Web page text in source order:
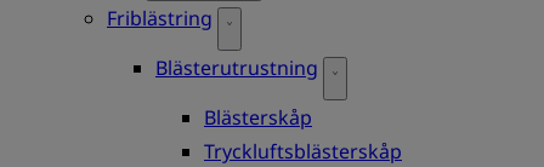
Friblästring
Blästerutrustning
Blästerskåp
Tryckluftsblästerskåp